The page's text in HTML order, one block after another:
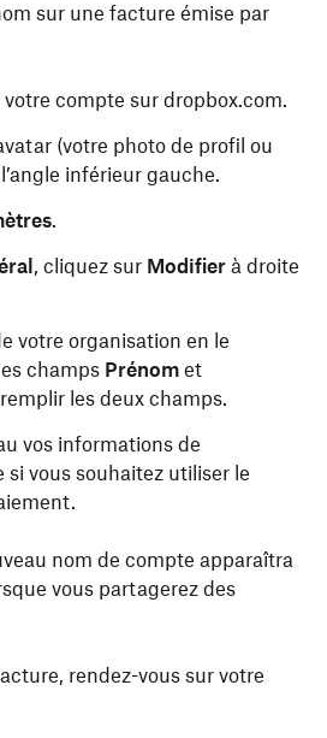
sur une facture émise par
votre compte sur dropbox.com.
(votre photo de profil ou
inférieur gauche.
.
, cliquez sur Modifier à droite
votre organisation en le
champs Prénom et
les deux champs.
vos informations de
vous souhaitez utiliser le
nom de compte apparaîtra
vous partagerez des
rendez-vous sur votre